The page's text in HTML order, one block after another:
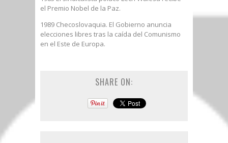
el Premio Nobel de la Paz.
1989 Checoslovaquia. El Gobierno anuncia
elecciones libres tras la caída del Comunismo
en el Este de Europa.
SHARE ON: